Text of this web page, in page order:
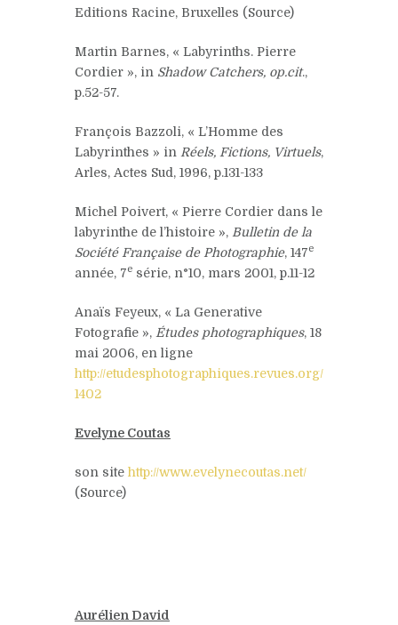
Editions Racine, Bruxelles (Source)
Martin Barnes, « Labyrinths. Pierre
Cordier », in Shadow Catchers, op.cit.,
p.52-57.
François Bazzoli, « L’Homme des
Labyrinthes » in Réels, Fictions, Virtuels,
Arles, Actes Sud, 1996, p.131-133
Michel Poivert, « Pierre Cordier dans le
labyrinthe de l’histoire », Bulletin de la
Société Française de Photographie, 147e
année, 7e série, n°10, mars 2001, p.11-12
Anaïs Feyeux, « La Generative
Fotografie », Études photographiques, 18
mai 2006, en ligne
http://etudesphotographiques.revues.org/
1402
Evelyne Coutas
son site http://www.evelynecoutas.net/
(Source)
Aurélien David